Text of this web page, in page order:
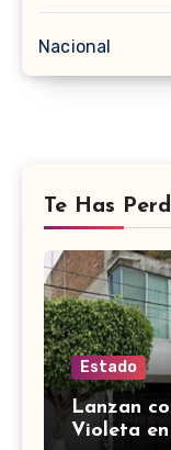
Nacional
Te Has
Estado
Lanzan
Violeta